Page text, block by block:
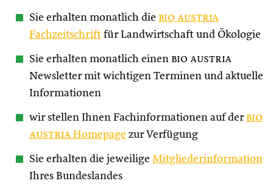
Sie erhalten monatlich die bio austria
Fachzeitschrift für Landwirtschaft und Ökologie
Sie erhalten monatlich einen bio austria
Newsletter mit wichtigen Terminen und aktuelle
Informationen
wir stellen Ihnen Fachinformationen auf der bio
austria Homepage zur Verfügung
Sie erhalten die jeweilige Mitgliederinformation
Ihres Bundeslandes